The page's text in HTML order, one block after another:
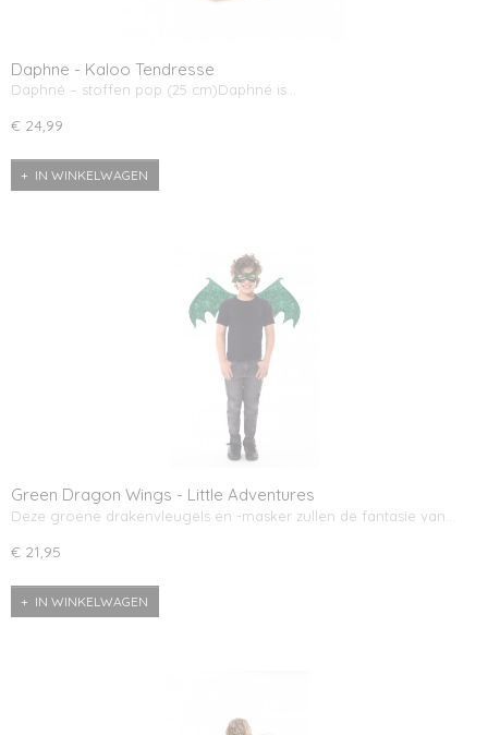
Daphne - Kaloo Tendresse
Daphné – stoffen pop (25 cm)Daphné is…
€ 24,99
IN WINKELWAGEN
Green Dragon Wings - Little Adventures
Deze groene drakenvleugels en -masker zullen de fantasie van…
€ 21,95
IN WINKELWAGEN